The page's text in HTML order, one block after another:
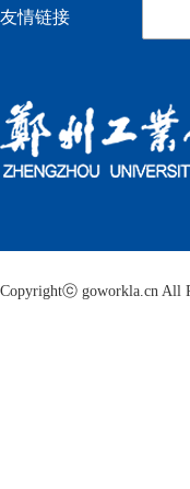
友情链接
Copyrightⓒ goworkla.cn All